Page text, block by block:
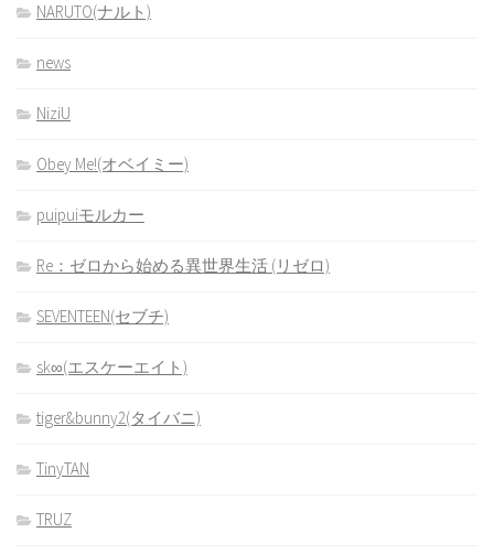
NARUTO(ナルト)
news
NiziU
Obey Me!(オベイミー)
puipuiモルカー
Re：ゼロから始める異世界生活 (リゼロ)
SEVENTEEN(セブチ)
sk∞(エスケーエイト)
tiger&bunny2(タイバニ)
TinyTAN
TRUZ